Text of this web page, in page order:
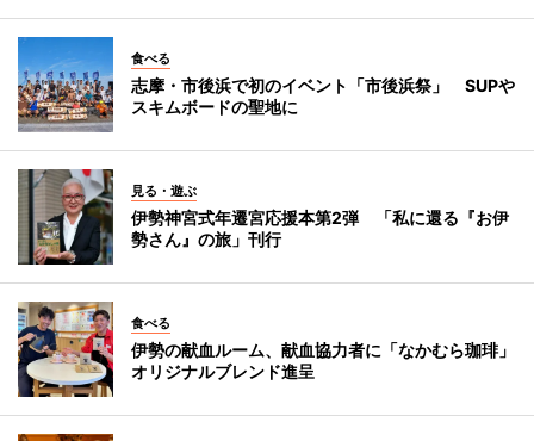
食べる
志摩・市後浜で初のイベント「市後浜祭」 SUPや
スキムボードの聖地に
見る・遊ぶ
伊勢神宮式年遷宮応援本第2弾 「私に還る『お伊
勢さん』の旅」刊行
食べる
伊勢の献血ルーム、献血協力者に「なかむら珈琲」
オリジナルブレンド進呈